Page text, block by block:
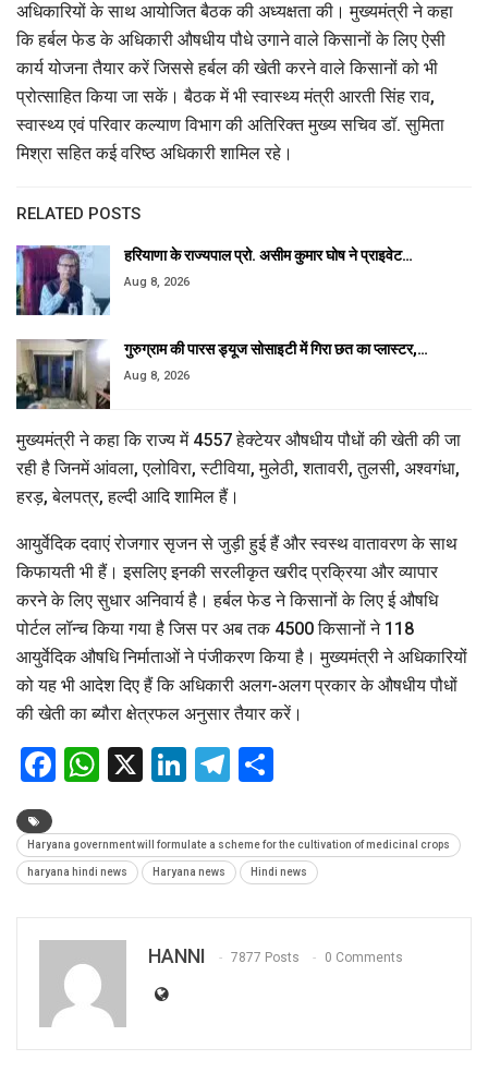
अधिकारियों के साथ आयोजित बैठक की अध्यक्षता की। मुख्यमंत्री ने कहा
कि हर्बल फेड के अधिकारी औषधीय पौधे उगाने वाले किसानों के लिए ऐसी
कार्य योजना तैयार करें जिससे हर्बल की खेती करने वाले किसानों को भी
प्रोत्साहित किया जा सकें। बैठक में भी स्वास्थ्य मंत्री आरती सिंह राव,
स्वास्थ्य एवं परिवार कल्याण विभाग की अतिरिक्त मुख्य सचिव डॉ. सुमिता
मिश्रा सहित कई वरिष्ठ अधिकारी शामिल रहे।
RELATED POSTS
हरियाणा के राज्यपाल प्रो. असीम कुमार घोष ने प्राइवेट…
Aug 8, 2026
गुरुग्राम की पारस ड्यूज सोसाइटी में गिरा छत का प्लास्टर,…
Aug 8, 2026
मुख्यमंत्री ने कहा कि राज्य में 4557 हेक्टेयर औषधीय पौधों की खेती की जा
रही है जिनमें आंवला, एलोविरा, स्टीविया, मुलेठी, शतावरी, तुलसी, अश्वगंधा,
हरड़, बेलपत्र, हल्दी आदि शामिल हैं।
आयुर्वेदिक दवाएं रोजगार सृजन से जुड़ी हुई हैं और स्वस्थ वातावरण के साथ
किफायती भी हैं। इसलिए इनकी सरलीकृत खरीद प्रक्रिया और व्यापार
करने के लिए सुधार अनिवार्य है। हर्बल फेड ने किसानों के लिए ई औषधि
पोर्टल लॉन्च किया गया है जिस पर अब तक 4500 किसानों ने 118
आयुर्वेदिक औषधि निर्माताओं ने पंजीकरण किया है। मुख्यमंत्री ने अधिकारियों
को यह भी आदेश दिए हैं कि अधिकारी अलग-अलग प्रकार के औषधीय पौधों
की खेती का ब्यौरा क्षेत्रफल अनुसार तैयार करें।
Facebook
WhatsApp
X LinkedIn
Telegram
Haryana government will formulate a scheme for the cultivation of medicinal crops
haryana hindi news Haryana news Hindi news
HANNI 7877 Posts 0 Comments